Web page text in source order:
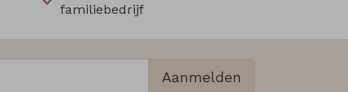
familiebedrijf
Aanmelden